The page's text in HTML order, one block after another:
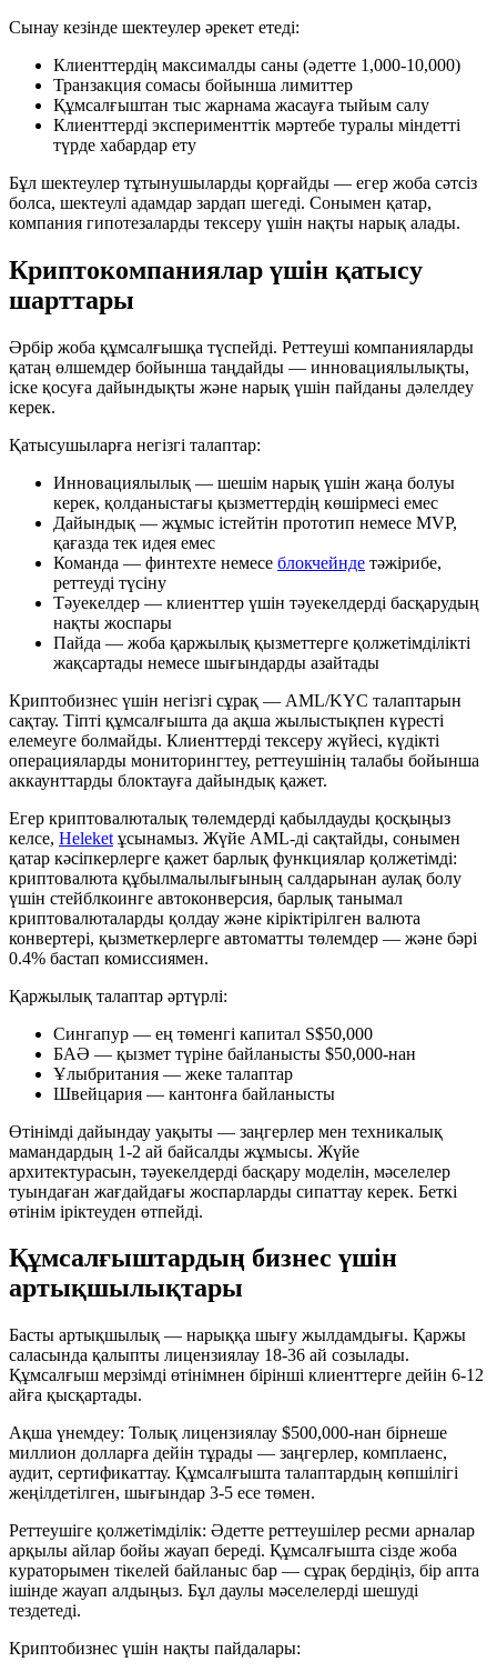
Сынау кезінде шектеулер әрекет етеді:
Клиенттердің максималды саны (әдетте 1,000-10,000)
Транзакция сомасы бойынша лимиттер
Құмсалғыштан тыс жарнама жасауға тыйым салу
Клиенттерді эксперименттік мәртебе туралы міндетті
түрде хабардар ету
Бұл шектеулер тұтынушыларды қорғайды — егер жоба сәтсіз
болса, шектеулі адамдар зардап шегеді. Сонымен қатар,
компания гипотезаларды тексеру үшін нақты нарық алады.
Криптокомпаниялар үшін қатысу
шарттары
Әрбір жоба құмсалғышқа түспейді. Реттеуші компанияларды
қатаң өлшемдер бойынша таңдайды — инновациялылықты,
іске қосуға дайындықты және нарық үшін пайданы дәлелдеу
керек.
Қатысушыларға негізгі талаптар:
Инновациялылық — шешім нарық үшін жаңа болуы
керек, қолданыстағы қызметтердің көшірмесі емес
Дайындық — жұмыс істейтін прототип немесе MVP,
қағазда тек идея емес
Команда — финтехте немесе блокчейнде тәжірибе,
реттеуді түсіну
Тәуекелдер — клиенттер үшін тәуекелдерді басқарудың
нақты жоспары
Пайда — жоба қаржылық қызметтерге қолжетімділікті
жақсартады немесе шығындарды азайтады
Криптобизнес үшін негізгі сұрақ — AML/KYC талаптарын
сақтау. Тіпті құмсалғышта да ақша жылыстықпен күресті
елемеуге болмайды. Клиенттерді тексеру жүйесі, күдікті
операцияларды мониторингтеу, реттеушінің талабы бойынша
аккаунттарды блоктауға дайындық қажет.
Егер криптовалюталық төлемдерді қабылдауды қосқыңыз
келсе, Heleket ұсынамыз. Жүйе AML-ді сақтайды, сонымен
қатар кәсіпкерлерге қажет барлық функциялар қолжетімді:
криптовалюта құбылмалылығының салдарынан аулақ болу
үшін стейблкоинге автоконверсия, барлық танымал
криптовалюталарды қолдау және кіріктірілген валюта
конвертері, қызметкерлерге автоматты төлемдер — және бәрі
0.4% бастап комиссиямен.
Қаржылық талаптар әртүрлі:
Сингапур — ең төменгі капитал S$50,000
БАӘ — қызмет түріне байланысты $50,000-нан
Ұлыбритания — жеке талаптар
Швейцария — кантонға байланысты
Өтінімді дайындау уақыты — заңгерлер мен техникалық
мамандардың 1-2 ай байсалды жұмысы. Жүйе
архитектурасын, тәуекелдерді басқару моделін, мәселелер
туындаған жағдайдағы жоспарларды сипаттау керек. Беткі
өтінім іріктеуден өтпейді.
Құмсалғыштардың бизнес үшін
артықшылықтары
Басты артықшылық — нарыққа шығу жылдамдығы. Қаржы
саласында қалыпты лицензиялау 18-36 ай созылады.
Құмсалғыш мерзімді өтінімнен бірінші клиенттерге дейін 6-12
айға қысқартады.
Ақша үнемдеу: Толық лицензиялау $500,000-нан бірнеше
миллион долларға дейін тұрады — заңгерлер, комплаенс,
аудит, сертификаттау. Құмсалғышта талаптардың көпшілігі
жеңілдетілген, шығындар 3-5 есе төмен.
Реттеушіге қолжетімділік: Әдетте реттеушілер ресми арналар
арқылы айлар бойы жауап береді. Құмсалғышта сізде жоба
кураторымен тікелей байланыс бар — сұрақ бердіңіз, бір апта
ішінде жауап алдыңыз. Бұл даулы мәселелерді шешуді
тездетеді.
Криптобизнес үшін нақты пайдалары: